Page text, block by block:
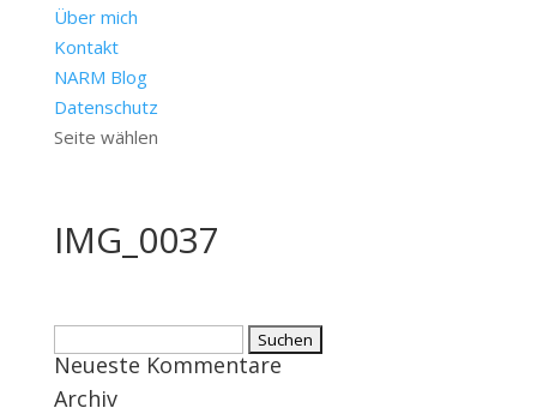
Über mich
Kontakt
NARM Blog
Datenschutz
Seite wählen
IMG_0037
nach:
Neueste Kommentare
Archiv